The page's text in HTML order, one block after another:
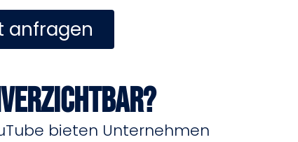
anfragen
bieten Unternehmen